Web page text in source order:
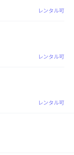
レンタル可
レンタル可
レンタル可